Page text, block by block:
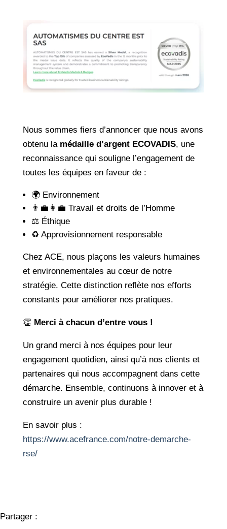
Nous sommes fiers d’annoncer que nous avons
obtenu la médaille d’argent ECOVADIS, une
reconnaissance qui souligne l’engagement de
toutes les équipes en faveur de :
🌍 Environnement
👨‍💼👩‍💼 Travail et droits de l’Homme
⚖ Éthique
♻️ Approvisionnement responsable
Chez ACE, nous plaçons les valeurs humaines
et environnementales au cœur de notre
stratégie. Cette distinction reflète nos efforts
constants pour améliorer nos pratiques.
👏 Merci à chacun d’entre vous !
Un grand merci à nos équipes pour leur
engagement quotidien, ainsi qu’à nos clients et
partenaires qui nous accompagnent dans cette
démarche. Ensemble, continuons à innover et à
construire un avenir plus durable !
En savoir plus :
https://www.acefrance.com/notre-demarche-
rse/
Partager :